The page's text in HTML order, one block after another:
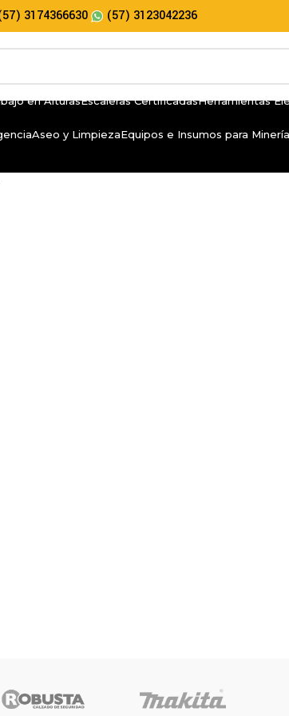
3174366630 (57) 3123042236
en AlturasEscaleras CertificadasHerramientas
Aseo y LimpiezaEquipos e Insumos para Minería